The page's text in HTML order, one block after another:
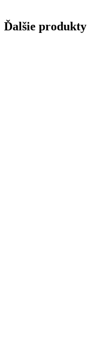
Ďalšie produkty